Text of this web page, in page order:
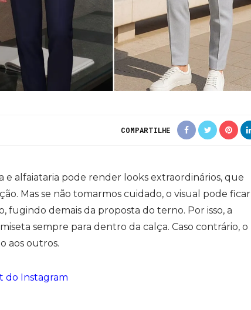
COMPARTILHE
e alfaiataria pode render looks extraordinários, que
Mas se não tomarmos cuidado, o visual pode ficar
fugindo demais da proposta do terno. Por isso, a
sempre para dentro da calça. Caso contrário, o
aos outros.
do Instagram